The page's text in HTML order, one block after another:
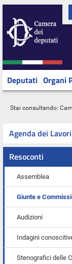
Deputati Organi
Stai consultando:
Agenda dei Lavori
Resoconti
Assemblea
Giunte e
Audizioni
Indagini
Stenografici delle